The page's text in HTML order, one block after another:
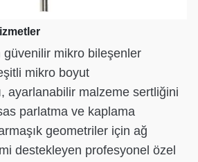
mikro bileşenler
mikro boyut
ayarlanabilir malzeme sertliğini
parlatma ve kaplama
geometriler için ağ
destekleyen profesyonel özel